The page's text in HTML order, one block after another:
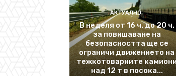
АКТУАЛНО
В неделя от 16 ч. до 20 ч.
за повишаване на
безопасността ще се
ограничи движението на
тежкотоварните камиони
над 12 т в посока...